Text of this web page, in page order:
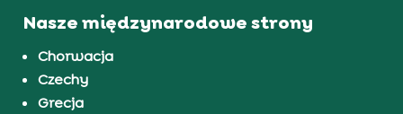
Nasze międzynarodowe strony
Chorwacja
Czechy
Grecja